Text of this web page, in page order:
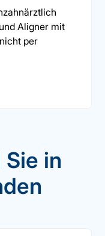
Aligner mit
per
in